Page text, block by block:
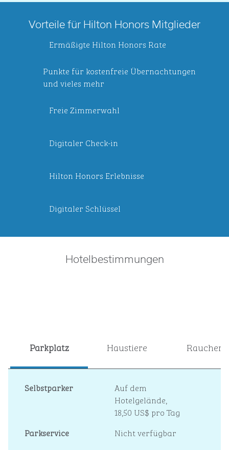
Vorteile für Hilton Honors Mitglieder
Ermäßigte Hilton Honors Rate
Punkte für kostenfreie Übernachtungen
und vieles mehr
Freie Zimmerwahl
Digitaler Check-in
Hilton Honors Erlebnisse
Digitaler Schlüssel
Hotelbestimmungen
Parkplatz Haustiere Raucher
Selbstparker
Auf dem
Hotelgelände,
18,50 US$ pro Tag
Parkservice
Nicht verfügbar